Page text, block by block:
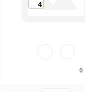
4
0